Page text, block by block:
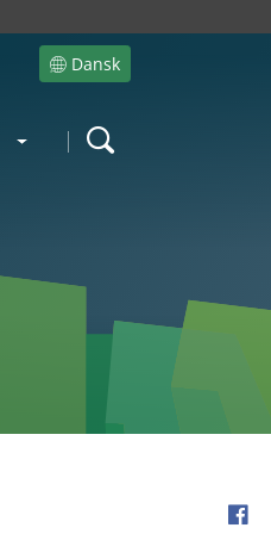
Dansk
Site language
Search